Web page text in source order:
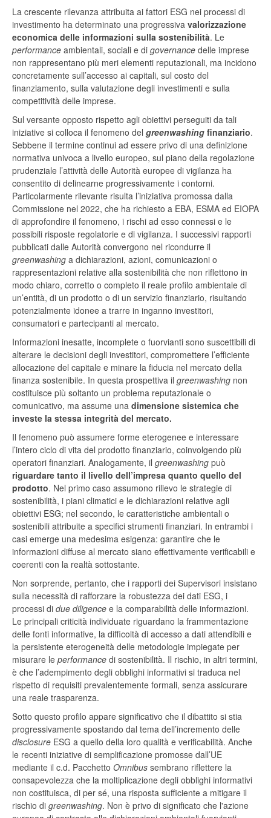
La crescente rilevanza attribuita ai fattori ESG nei processi di
investimento ha determinato una progressiva valorizzazione
economica delle informazioni sulla sostenibilità. Le
performance ambientali, sociali e di governance delle imprese
non rappresentano più meri elementi reputazionali, ma incidono
concretamente sull’accesso ai capitali, sul costo del
finanziamento, sulla valutazione degli investimenti e sulla
competitività delle imprese.
Sul versante opposto rispetto agli obiettivi perseguiti da tali
iniziative si colloca il fenomeno del greenwashing finanziario.
Sebbene il termine continui ad essere privo di una definizione
normativa univoca a livello europeo, sul piano della regolazione
prudenziale l’attività delle Autorità europee di vigilanza ha
consentito di delinearne progressivamente i contorni.
Particolarmente rilevante risulta l’iniziativa promossa dalla
Commissione nel 2022, che ha richiesto a EBA, ESMA ed EIOPA
di approfondire il fenomeno, i rischi ad esso connessi e le
possibili risposte regolatorie e di vigilanza. I successivi rapporti
pubblicati dalle Autorità convergono nel ricondurre il
greenwashing a dichiarazioni, azioni, comunicazioni o
rappresentazioni relative alla sostenibilità che non riflettono in
modo chiaro, corretto o completo il reale profilo ambientale di
un’entità, di un prodotto o di un servizio finanziario, risultando
potenzialmente idonee a trarre in inganno investitori,
consumatori e partecipanti al mercato.
Informazioni inesatte, incomplete o fuorvianti sono suscettibili di
alterare le decisioni degli investitori, compromettere l’efficiente
allocazione del capitale e minare la fiducia nel mercato della
finanza sostenibile. In questa prospettiva il greenwashing non
costituisce più soltanto un problema reputazionale o
comunicativo, ma assume una dimensione sistemica che
investe la stessa integrità del mercato.
Il fenomeno può assumere forme eterogenee e interessare
l’intero ciclo di vita del prodotto finanziario, coinvolgendo più
operatori finanziari. Analogamente, il greenwashing può
riguardare tanto il livello dell’impresa quanto quello del
prodotto. Nel primo caso assumono rilievo le strategie di
sostenibilità, i piani climatici e le dichiarazioni relative agli
obiettivi ESG; nel secondo, le caratteristiche ambientali o
sostenibili attribuite a specifici strumenti finanziari. In entrambi i
casi emerge una medesima esigenza: garantire che le
informazioni diffuse al mercato siano effettivamente verificabili e
coerenti con la realtà sottostante.
Non sorprende, pertanto, che i rapporti dei Supervisori insistano
sulla necessità di rafforzare la robustezza dei dati ESG, i
processi di due diligence e la comparabilità delle informazioni.
Le principali criticità individuate riguardano la frammentazione
delle fonti informative, la difficoltà di accesso a dati attendibili e
la persistente eterogeneità delle metodologie impiegate per
misurare le performance di sostenibilità. Il rischio, in altri termini,
è che l’adempimento degli obblighi informativi si traduca nel
rispetto di requisiti prevalentemente formali, senza assicurare
una reale trasparenza.
Sotto questo profilo appare significativo che il dibattito si stia
progressivamente spostando dal tema dell’incremento delle
disclosure ESG a quello della loro qualità e verificabilità. Anche
le recenti iniziative di semplificazione promosse dall’UE
mediante il c.d. Pacchetto Omnibus sembrano riflettere la
consapevolezza che la moltiplicazione degli obblighi informativi
non costituisca, di per sé, una risposta sufficiente a mitigare il
rischio di greenwashing. Non è privo di significato che l'azione